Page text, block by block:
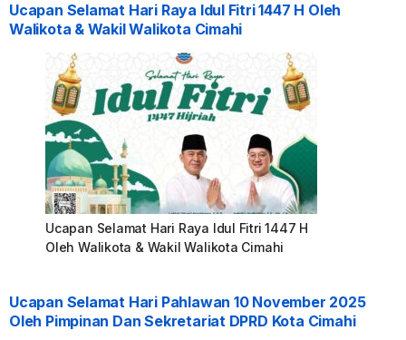
Ucapan Selamat Hari Raya Idul Fitri 1447 H Oleh
Walikota & Wakil Walikota Cimahi
Ucapan Selamat Hari Raya Idul Fitri 1447 H
Oleh Walikota & Wakil Walikota Cimahi
Ucapan Selamat Hari Pahlawan 10 November 2025
Oleh Pimpinan Dan Sekretariat DPRD Kota Cimahi